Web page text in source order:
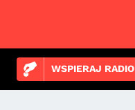
WSPIERAJ RADIO